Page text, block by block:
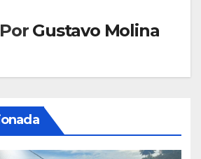
Por Gustavo Molina